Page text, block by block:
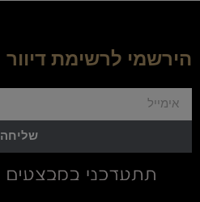
הירשמי לרשימת דיוור
שליחה